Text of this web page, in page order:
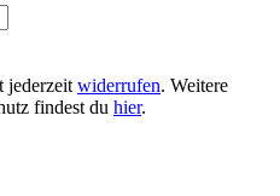
jederzeitwiderrufen. Weitere
findest du hier.